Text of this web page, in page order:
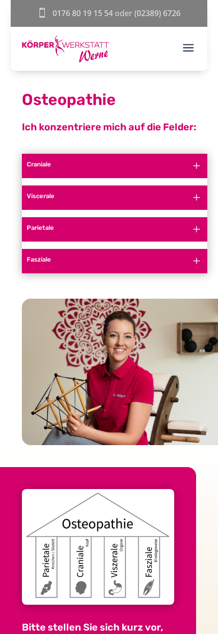
 0176 80 19 15 54 oder(02389) 6726
a
Osteopathie
Ich konzentriere mich auf die Felder:
Craniale
Viscerale
Parietale
Fasziale
Bitte stellen Sie sich kurz vor,